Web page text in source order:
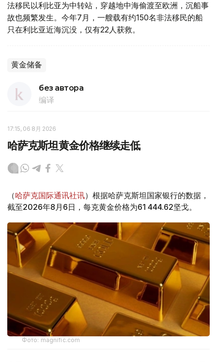
法移民以利比亚为中转站，穿越地中海偷渡至欧洲，沉船事
故也频繁发生。今年7月，一艘载有约150名非法移民的船
只在利比亚近海沉没，仅有22人获救。
黄金储备
без автора
编译
17:15, 06 8月 2026
哈萨克斯坦黄金价格继续走低
（哈萨克国际通讯社讯）根据哈萨克斯坦国家银行的数据，
截至2026年8月6日，每克黄金价格为61 444.62坚戈。
Фото: magnific.com